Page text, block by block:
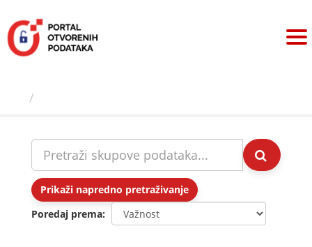
sadržaj
Prikaži napredno pretraživanje
Poredaj prema